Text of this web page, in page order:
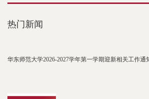
热门新闻
华东师范大学2026-2027学年第一学期迎新相关工作通